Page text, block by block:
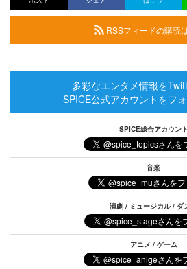
RSSフィードの購読
多彩なエンタメ情報を
SPICE公式アカウントをフ
SPICE総合アカウント
音楽
演劇 / ミュージカル / ダ
アニメ / ゲーム